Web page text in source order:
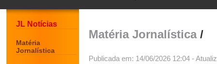
JL Notícias
Matéria
Jornalística
Matéria Jornalística/
Publicada em: 14/06/2026 12:04 -